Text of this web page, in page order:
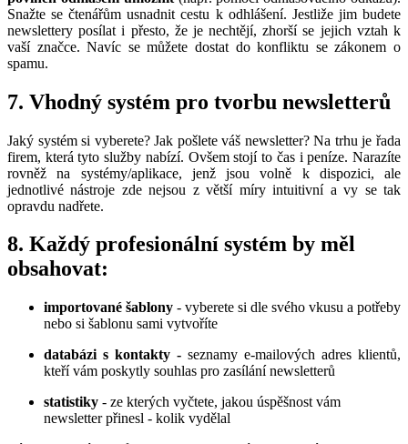
Snažte se čtenářům usnadnit cestu k odhlášení. Jestliže jim budete
newslettery posílat i přesto, že je nechtějí, zhorší se jejich vztah k
vaší značce. Navíc se můžete dostat do konfliktu se zákonem o
spamu.
7. Vhodný systém pro tvorbu newsletterů
Jaký systém si vyberete? Jak pošlete váš newsletter? Na trhu je řada
firem, která tyto služby nabízí. Ovšem stojí to čas i peníze. Narazíte
rovněž na systémy/aplikace, jenž jsou volně k dispozici, ale
jednotlivé nástroje zde nejsou z větší míry intuitivní a vy se tak
opravdu nadřete.
8. Každý profesionální systém by měl
obsahovat:
importované šablony - vyberete si dle svého vkusu a potřeby
nebo si šablonu sami vytvoříte
databázi s kontakty - seznamy e-mailových adres klientů,
kteří vám poskytly souhlas pro zasílání newsletterů
statistiky - ze kterých vyčtete, jakou úspěšnost vám
newsletter přinesl - kolik vydělal